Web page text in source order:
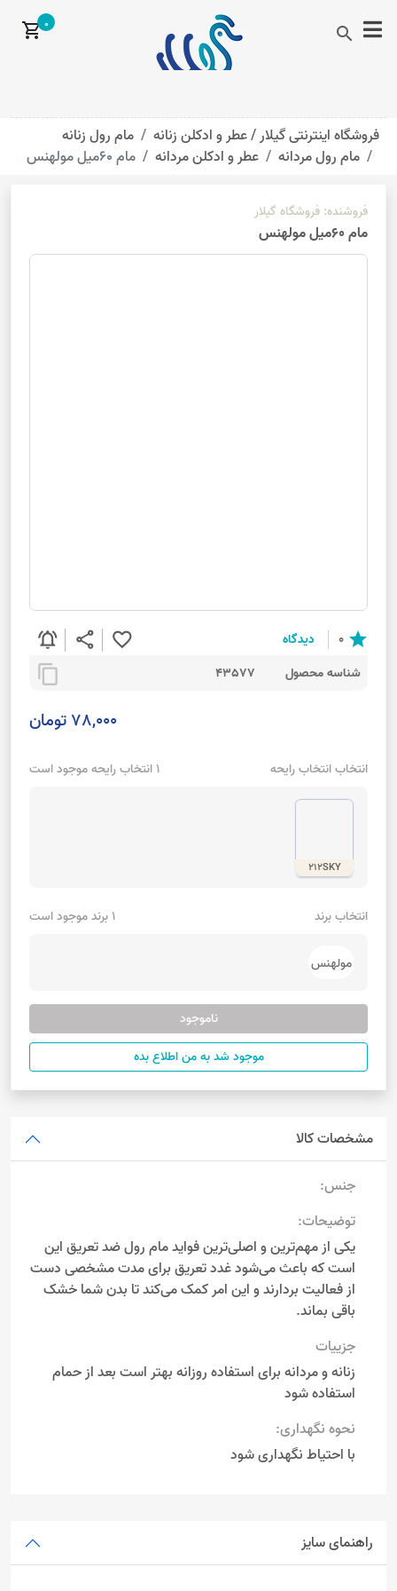
search
shopping_cart0
فروشگاه اینترنتی گیلار /عطر و ادکلن زنانه
مام رول زنانه
مام رول مردانه
عطر و ادکلن مردانه مام 60میل مولهنس
فروشنده: فروشگاه گیلار
مام 60میل مولهنس
star
0 دیدگاه favorite_border
share
notifications_active
شناسه محصول 43577
content_copy
78,000 تومان
انتخاب انتخاب رایحه 1 انتخاب رایحه موجود است
212SKY
انتخاب برند 1 برند موجود است
مولهنس
ناموجود
موجود شد به من اطلاع بده
مشخصات کالا
جنس:
توضیحات:
یکی از مهم‌ترین و اصلی‌ترین فواید مام رول ضد تعریق این
است که باعث می‌شود غدد تعریق برای مدت مشخصی دست
از فعالیت بردارند و این امر کمک می‌کند تا بدن شما خشک
باقی بماند.
جزییات
زنانه و مردانه برای استفاده روزانه بهتر است بعد از حمام
استفاده شود
نحوه نگهداری:
با احتیاط نگهداری شود
راهنمای سایز